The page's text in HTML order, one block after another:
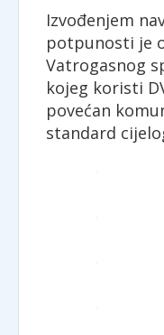
Izvođenjem
potpunosti je
Vatrogasnog
kojeg koristi
povećan
standard